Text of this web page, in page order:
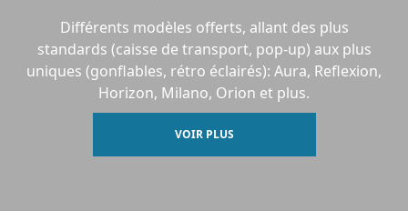
Différents modèles offerts, allant des plus
standards (caisse de transport, pop-up) aux plus
uniques (gonflables, rétro éclairés): Aura, Reflexion,
Horizon, Milano, Orion et plus.
VOIR PLUS